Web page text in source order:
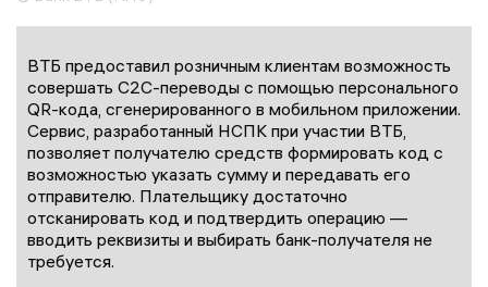
ВТБ предоставил розничным клиентам возможность
совершать C2C-переводы с помощью персонального
QR-кода, сгенерированного в мобильном приложении.
Сервис, разработанный НСПК при участии ВТБ,
позволяет получателю средств формировать код с
возможностью указать сумму и передавать его
отправителю. Плательщику достаточно
отсканировать код и подтвердить операцию —
вводить реквизиты и выбирать банк-получателя не
требуется.